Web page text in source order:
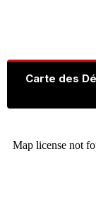
Carte des